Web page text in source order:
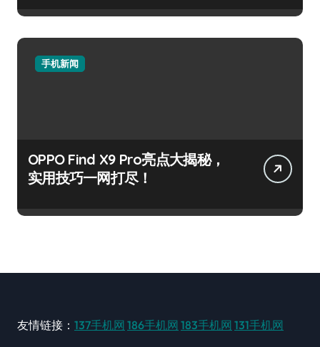
手机新闻
OPPO Find X9 Pro亮点大揭秘，
实用技巧一网打尽！
友情链接： 137手机网 186手机网 183手机网 131手机网